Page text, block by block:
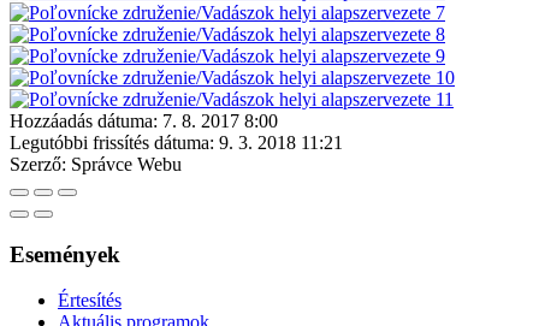
Hozzáadás dátuma: 7. 8. 2017 8:00
Legutóbbi frissítés dátuma: 9. 3. 2018 11:21
Szerző: Správce Webu
Események
Értesítés